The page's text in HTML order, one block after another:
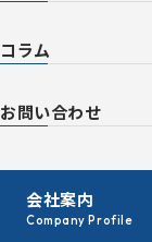
コラム
お問い合わせ
会社案内
Company Profile